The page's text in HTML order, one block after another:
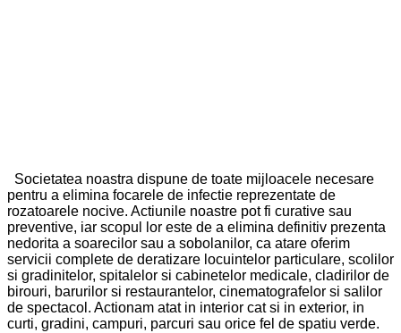
Societatea noastra dispune de toate mijloacele necesare
pentru a elimina focarele de infectie reprezentate de
rozatoarele nocive. Actiunile noastre pot fi curative sau
preventive, iar scopul lor este de a elimina definitiv prezenta
nedorita a soarecilor sau a sobolanilor, ca atare oferim
servicii complete de deratizare locuintelor particulare, scolilor
si gradinitelor, spitalelor si cabinetelor medicale, cladirilor de
birouri, barurilor si restaurantelor, cinematografelor si salilor
de spectacol. Actionam atat in interior cat si in exterior, in
curti, gradini, campuri, parcuri sau orice fel de spatiu verde.